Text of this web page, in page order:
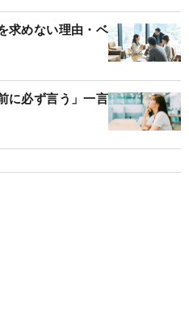
求めない理由・ベ
に必ず言う」一言